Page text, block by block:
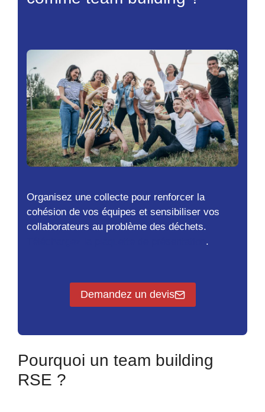
Organisez une collecte pour renforcer la
cohésion de vos équipes et sensibiliser vos
collaborateurs au problème des déchets.
.
Demandez un devis
Pourquoi un team building
RSE ?